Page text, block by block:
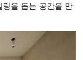
링을 돕는 공간을 만